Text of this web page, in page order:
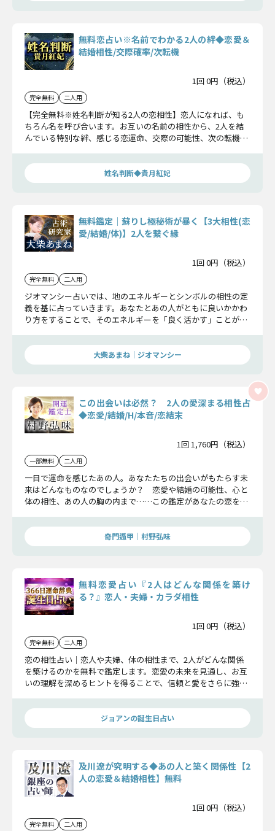
無料恋占い※名前でわかる2人の絆◆恋愛＆
結婚相性/交際確率/次転機
1回 0円（税込）
完全無料 二人用
【完全無料※姓名判断が知る2人の恋相性】恋人になれば、も
ちろん名を呼び合います。お互いの名前の相性から、2人を結
んでいる特別な絆、感じる恋運命、交際の可能性、次の転機ま
姓名判断◆貴月紅妃
無料鑑定｜蘇りし極秘術が暴く【3大相性(恋
愛/結婚/体)】2人を繋ぐ縁
1回 0円（税込）
完全無料 二人用
ジオマンシー占いでは、地のエネルギーとシンボルの相性の定
義を基に占っていきます。あなたとあの人がともに良いかかわ
り方をすることで、そのエネルギーを「良く活かす」ことがで
きます。
大柴あまね｜ジオマンシー
この出会いは必然？ 2人の愛深まる相性占
◆恋愛/結婚/H/本音/恋結末
1回 1,760円（税込）
一部無料 二人用
一目で運命を感じたあの人。あなたたちの出会いがもたらす未
来はどんなものなのでしょうか？ 恋愛や結婚の可能性、心と
体の相性、あの人の胸の内まで……この鑑定があなたの恋をさ
奇門遁甲｜村野弘味
無料恋愛占い『2人はどんな関係を築け
る？』恋人・夫婦・カラダ相性
1回 0円（税込）
完全無料 二人用
恋の相性占い｜恋人や夫婦、体の相性まで、2人がどんな関係
を築けるのかを無料で鑑定します。恋愛の未来を見通し、お互
いの理解を深めるヒントを得ることで、信頼と愛をさらに強固
ジョアンの誕生日占い
及川遼が究明する◆あの人と築く関係性【2
人の恋愛＆結婚相性】無料
1回 0円（税込）
完全無料 二人用